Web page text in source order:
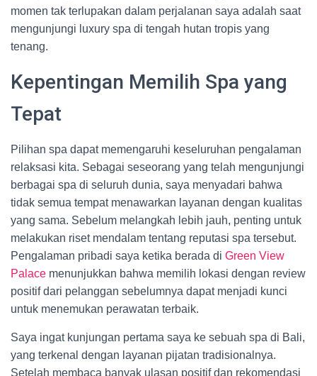
momen tak terlupakan dalam perjalanan saya adalah saat
mengunjungi luxury spa di tengah hutan tropis yang
tenang.
Kepentingan Memilih Spa yang
Tepat
Pilihan spa dapat memengaruhi keseluruhan pengalaman
relaksasi kita. Sebagai seseorang yang telah mengunjungi
berbagai spa di seluruh dunia, saya menyadari bahwa
tidak semua tempat menawarkan layanan dengan kualitas
yang sama. Sebelum melangkah lebih jauh, penting untuk
melakukan riset mendalam tentang reputasi spa tersebut.
Pengalaman pribadi saya ketika berada di Green View
Palace menunjukkan bahwa memilih lokasi dengan review
positif dari pelanggan sebelumnya dapat menjadi kunci
untuk menemukan perawatan terbaik.
Saya ingat kunjungan pertama saya ke sebuah spa di Bali,
yang terkenal dengan layanan pijatan tradisionalnya.
Setelah membaca banyak ulasan positif dan rekomendasi